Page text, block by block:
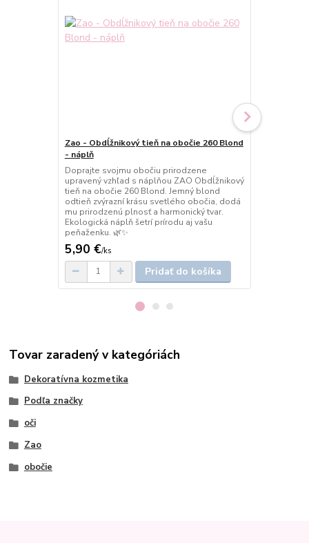
Zao - Obdĺžnikový tieň na obočie 260 Blond
- náplň
Doprajte svojmu obočiu prirodzene
upravený vzhľad s náplňou ZAO Obdĺžnikový
tieň na obočie 260 Blond. Jemný blond
odtieň zvýrazní krásu svetlého obočia, dodá
mu prirodzenú plnosť a harmonický tvar.
Ekologická náplň šetrí prírodu aj vašu
peňaženku. 🌿✨
5,90 €/ks
Pridať do košíka
Tovar zaradený v kategóriách
Dekoratívna kozmetika
Podľa značky
oči
Zao
obočie